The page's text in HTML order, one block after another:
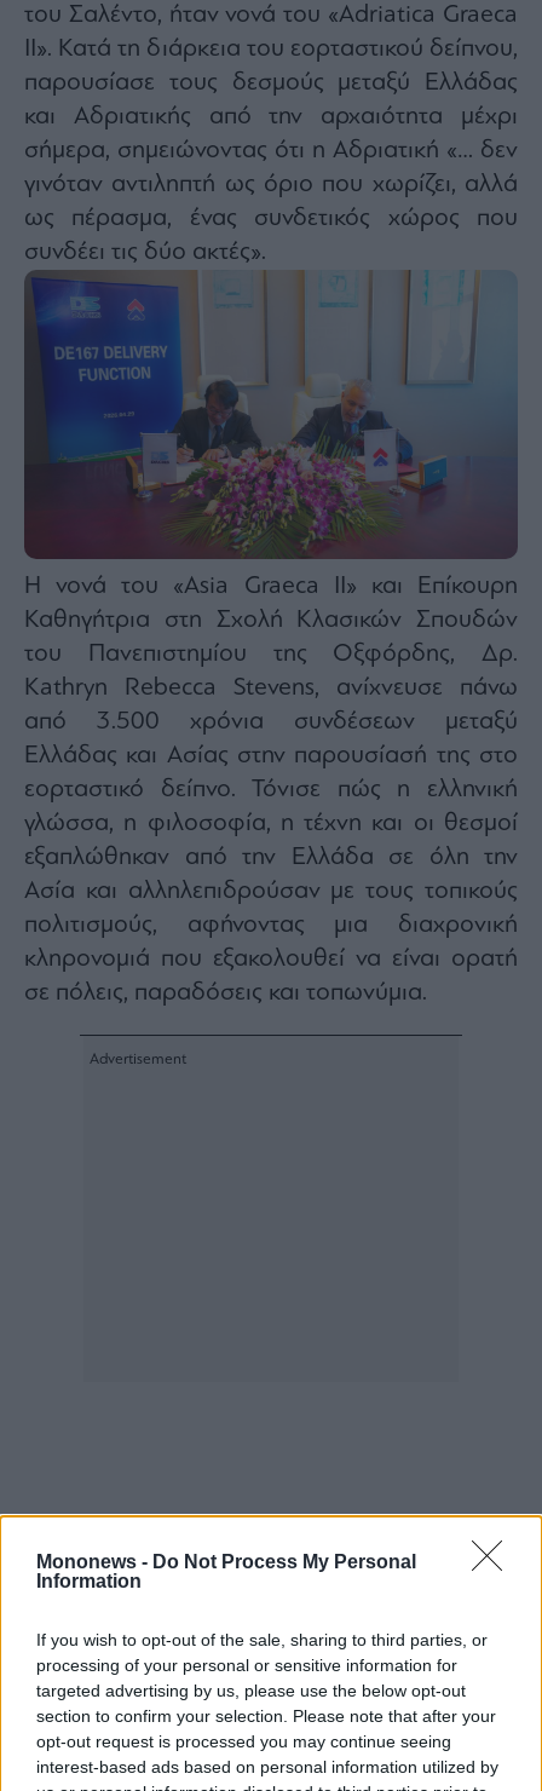
Mononews - Do Not Process My Personal
Information
If you wish to opt-out of the sale, sharing to third parties, or
processing of your personal or sensitive information for
targeted advertising by us, please use the below opt-out
section to confirm your selection. Please note that after your
opt-out request is processed you may continue seeing
interest-based ads based on personal information utilized by
του Σαλέντο, ήταν νονά του «Adriatica Graeca
II». Κατά τη διάρκεια του εορταστικού δείπνου,
παρουσίασε τους δεσμούς μεταξύ Ελλάδας
και Αδριατικής από την αρχαιότητα μέχρι
σήμερα, σημειώνοντας ότι η Αδριατική «… δεν
γινόταν αντιληπτή ως όριο που χωρίζει, αλλά
ως πέρασμα, ένας συνδετικός χώρος που
συνδέει τις δύο ακτές».
Η νονά του «Asia Graeca II» και Επίκουρη
Καθηγήτρια στη Σχολή Κλασικών Σπουδών
του Πανεπιστημίου της Οξφόρδης, Δρ.
Kathryn Rebecca Stevens, ανίχνευσε πάνω
από 3.500 χρόνια συνδέσεων μεταξύ
Ελλάδας και Ασίας στην παρουσίασή της στο
εορταστικό δείπνο. Τόνισε πώς η ελληνική
γλώσσα, η φιλοσοφία, η τέχνη και οι θεσμοί
εξαπλώθηκαν από την Ελλάδα σε όλη την
Ασία και αλληλεπιδρούσαν με τους τοπικούς
πολιτισμούς, αφήνοντας μια διαχρονική
κληρονομιά που εξακολουθεί να είναι ορατή
σε πόλεις, παραδόσεις και τοπωνύμια.